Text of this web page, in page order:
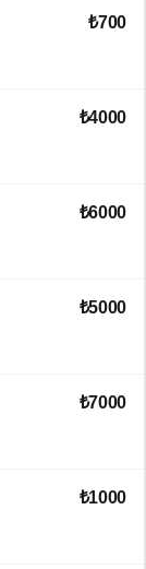
₺700
₺4000
₺6000
₺5000
₺7000
₺1000